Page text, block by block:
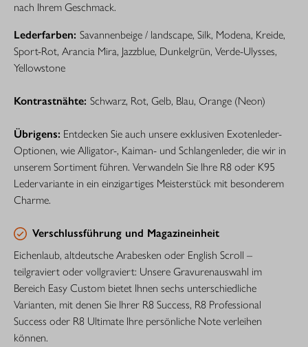
nach Ihrem Geschmack.
Lederfarben: Savannenbeige / landscape, Silk, Modena, Kreide,
Sport-Rot, Arancia Mira, Jazzblue, Dunkelgrün, Verde-Ulysses,
Yellowstone
Kontrastnähte: Schwarz, Rot, Gelb, Blau, Orange (Neon)
Übrigens: Entdecken Sie auch unsere exklusiven Exotenleder-
Optionen, wie Alligator-, Kaiman- und Schlangenleder, die wir in
unserem Sortiment führen. Verwandeln Sie Ihre R8 oder K95
Ledervariante in ein einzigartiges Meisterstück mit besonderem
Charme.
Verschlussführung und Magazineinheit
Eichenlaub, altdeutsche Arabesken oder English Scroll –
teilgraviert oder vollgraviert: Unsere Gravurenauswahl im
Bereich Easy Custom bietet Ihnen sechs unterschiedliche
Varianten, mit denen Sie Ihrer R8 Success, R8 Professional
Success oder ­R8 Ultimate Ihre persönliche Note verleihen
können.